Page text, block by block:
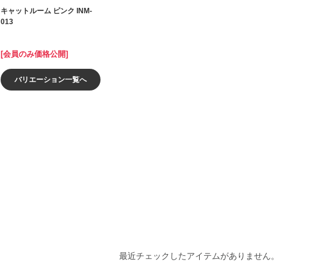
キャットルーム ピンク INM‐
013
[会員のみ価格公開]
バリエーション一覧へ
最近チェックしたアイテムがありません。